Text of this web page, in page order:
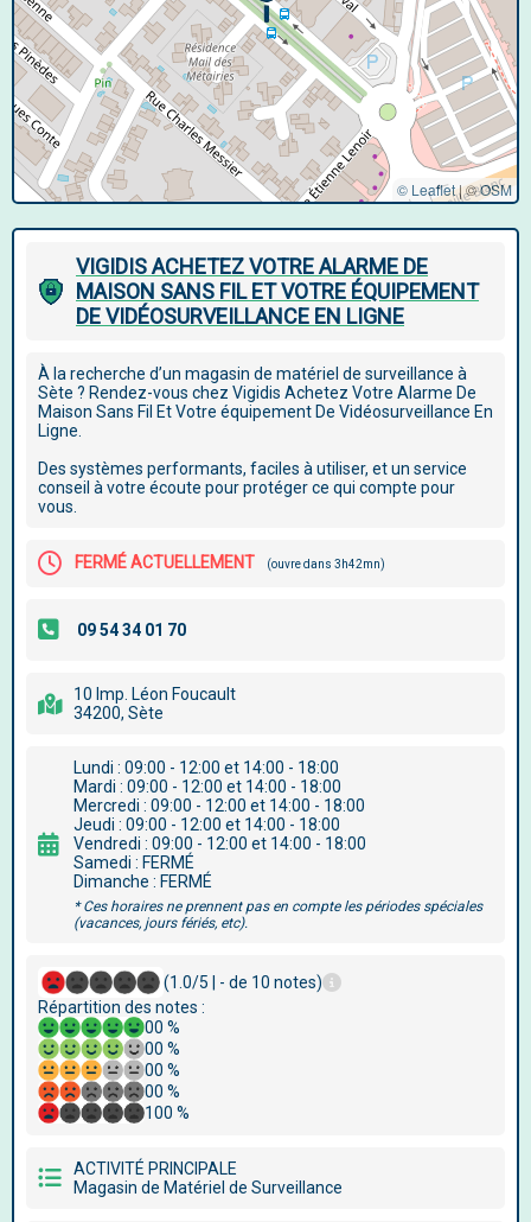
© Leaflet|©OSM
VIGIDIS ACHETEZ VOTRE ALARME DE
MAISON SANS FIL ET VOTRE ÉQUIPEMENT
DE VIDÉOSURVEILLANCE EN LIGNE
À la recherche d’un magasin de matériel de surveillance à
Sète ? Rendez-vous chez Vigidis Achetez Votre Alarme De
Maison Sans Fil Et Votre équipement De Vidéosurveillance En
Ligne.
Des systèmes performants, faciles à utiliser, et un service
conseil à votre écoute pour protéger ce qui compte pour
vous.
FERMÉ ACTUELLEMENT (ouvre dans 3h42mn)
10 Imp. Léon Foucault
34200, Sète
Lundi : 09:00 - 12:00 et 14:00 - 18:00
Mardi : 09:00 - 12:00 et 14:00 - 18:00
Mercredi : 09:00 - 12:00 et 14:00 - 18:00
Jeudi : 09:00 - 12:00 et 14:00 - 18:00
Vendredi : 09:00 - 12:00 et 14:00 - 18:00
Samedi : FERMÉ
Dimanche : FERMÉ
* Ces horaires ne prennent pas en compte les périodes spéciales
(vacances, jours fériés, etc).
(1.0/5 | - de 10 notes)
Répartition des notes :
00 %
00 %
00 %
00 %
100 %
ACTIVITÉ PRINCIPALE
Magasin de Matériel de Surveillance